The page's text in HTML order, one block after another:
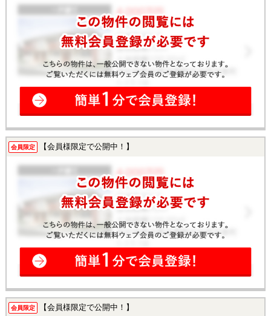
会員限定 【会員様限定で公開中！】
会員限定 【会員様限定で公開中！】